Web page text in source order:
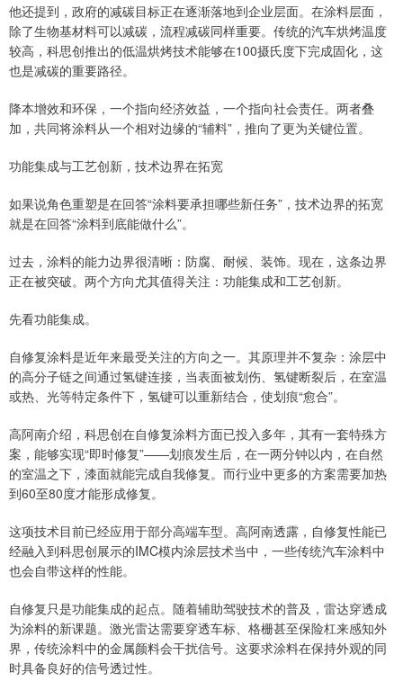
他还提到，政府的减碳目标正在逐渐落地到企业层面。在涂料层面，
除了生物基材料可以减碳，流程减碳同样重要。传统的汽车烘烤温度
较高，科思创推出的低温烘烤技术能够在100摄氏度下完成固化，这
也是减碳的重要路径。
降本增效和环保，一个指向经济效益，一个指向社会责任。两者叠
加，共同将涂料从一个相对边缘的“辅料”，推向了更为关键位置。
功能集成与工艺创新，技术边界在拓宽
如果说角色重塑是在回答“涂料要承担哪些新任务”，技术边界的拓宽
就是在回答“涂料到底能做什么”。
过去，涂料的能力边界很清晰：防腐、耐候、装饰。现在，这条边界
正在被突破。两个方向尤其值得关注：功能集成和工艺创新。
先看功能集成。
自修复涂料是近年来最受关注的方向之一。其原理并不复杂：涂层中
的高分子链之间通过氢键连接，当表面被划伤、氢键断裂后，在室温
或热、光等特定条件下，氢键可以重新结合，使划痕“愈合”。
高阿南介绍，科思创在自修复涂料方面已投入多年，其有一套特殊方
案，能够实现“即时修复”——划痕发生后，在一两分钟以内，在自然
的室温之下，漆面就能完成自我修复。而行业中更多的方案需要加热
到60至80度才能形成修复。
这项技术目前已经应用于部分高端车型。高阿南透露，自修复性能已
经融入到科思创展示的IMC模内涂层技术当中，一些传统汽车涂料中
也会自带这样的性能。
自修复只是功能集成的起点。随着辅助驾驶技术的普及，雷达穿透成
为涂料的新课题。激光雷达需要穿透车标、格栅甚至保险杠来感知外
界，传统涂料中的金属颜料会干扰信号。这要求涂料在保持外观的同
时具备良好的信号透过性。